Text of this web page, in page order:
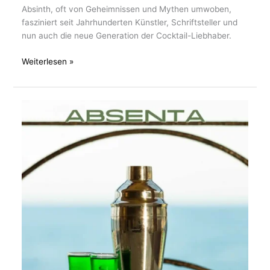
Absinth, oft von Geheimnissen und Mythen umwoben,
fasziniert seit Jahrhunderten Künstler, Schriftsteller und
nun auch die neue Generation der Cocktail-Liebhaber.
Weiterlesen »
geheimnisvolle
Absinths